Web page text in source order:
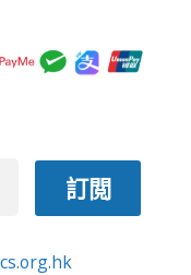
款
式。
品
頁
面